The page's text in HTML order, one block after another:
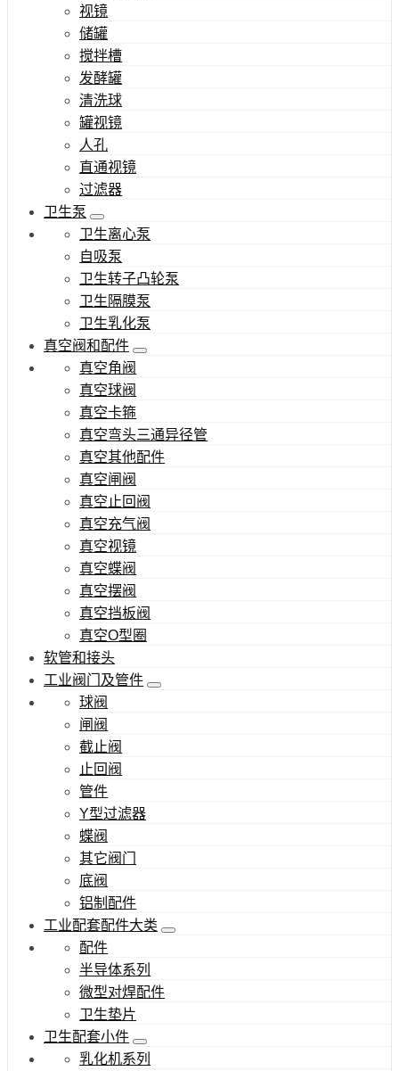
视镜
储罐
搅拌槽
发酵罐
清洗球
罐视镜
人孔
直通视镜
过滤器
卫生泵
卫生离心泵
自吸泵
卫生转子凸轮泵
卫生隔膜泵
卫生乳化泵
真空阀和配件
真空角阀
真空球阀
真空卡箍
真空弯头三通异径管
真空其他配件
真空闸阀
真空止回阀
真空充气阀
真空视镜
真空蝶阀
真空摆阀
真空挡板阀
真空O型圈
软管和接头
工业阀门及管件
球阀
闸阀
截止阀
止回阀
管件
Y型过滤器
蝶阀
其它阀门
底阀
铝制配件
工业配套配件大类
配件
半导体系列
微型对焊配件
卫生垫片
卫生配套小件
乳化机系列